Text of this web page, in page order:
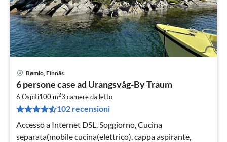
Bømlo, Finnås
6 persone case ad Urangsvåg-By Traum
6 Ospiti100 m23 camere da letto
102 recensioni
Accesso a Internet DSL, Soggiorno, Cucina
separata(mobile cucina(elettrico), cappa aspirante,